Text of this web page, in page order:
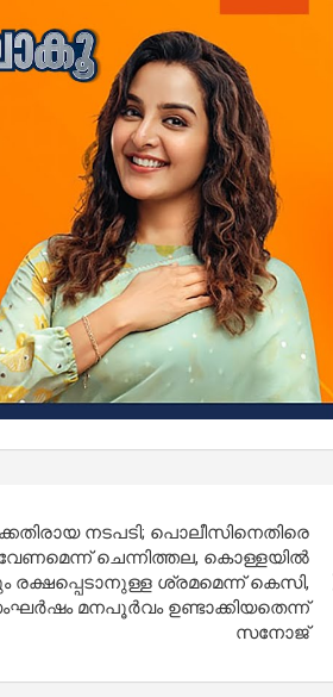
നടപടി; പൊലീസിനെതിരെ
വേണമെന്ന് ചെന്നിത്തല, കൊള്ളയിൽ
രക്ഷപ്പെടാനുള്ള ശ്രമമെന്ന് കെസി,
മനപൂർവം ഉണ്ടാക്കിയതെന്ന്
സനോജ്